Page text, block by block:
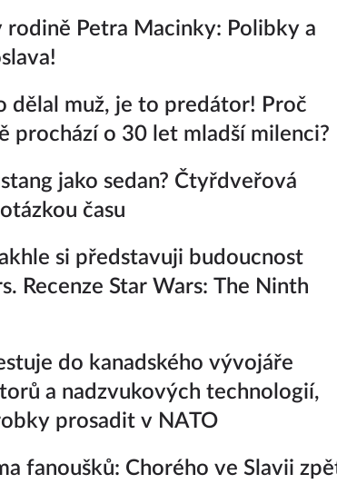
rodině Petra Macinky: Polibky a
dělal muž, je to predátor! Proč
prochází o 30 let mladší milenci?
jako sedan? Čtyřdveřová
času
si představuji budoucnost
Recenze Star Wars: The Ninth
do kanadského vývojáře
a nadzvukových technologií,
prosadit v NATO
fanoušků: Chorého ve Slavii